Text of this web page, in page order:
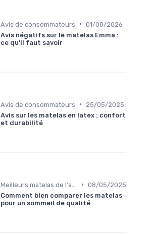
Avis de consommateurs • 01/08/2026
Avis négatifs sur le matelas Emma :
ce qu'il faut savoir
Avis de consommateurs •
25/05/2025
Avis sur les matelas en latex : confort
et durabilité
• 08/05/2025
Comment bien comparer les matelas
pour un sommeil de qualité